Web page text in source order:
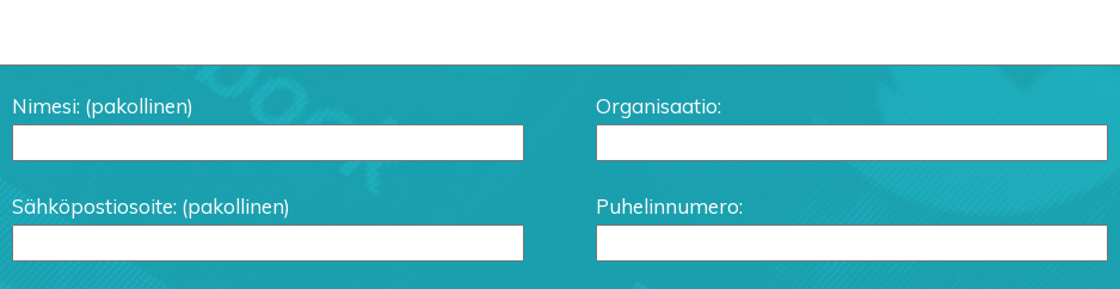
Nimesi: (pakollinen) Organisaatio:
Sähköpostiosoite: (pakollinen) Puhelinnumero: